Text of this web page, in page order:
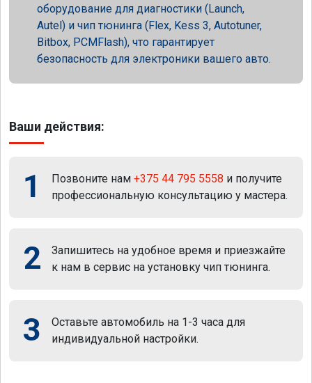
оборудование для диагностики (Launch,
Autel) и чип тюнинга (Flex, Kess 3, Autotuner,
Bitbox, PCMFlash), что гарантирует
безопасность для электроники вашего авто.
Ваши действия:
1 Позвоните нам +375 44 795 5558 и получите
профессиональную консультацию у мастера.
2
Запишитесь на удобное время и приезжайте
к нам в сервис на установку чип тюнинга.
3
Оставьте автомобиль на 1-3 часа для
индивидуальной настройки.